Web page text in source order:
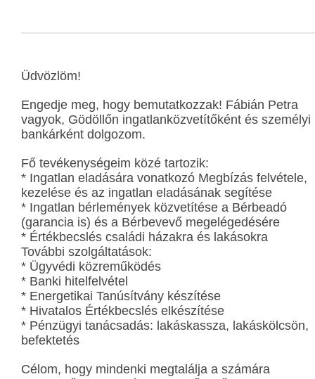
Üdvözlöm!
Engedje meg, hogy bemutatkozzak! Fábián Petra
vagyok, Gödöllőn ingatlanközvetítőként és személyi
bankárként dolgozom.
Fő tevékenységeim közé tartozik:
* Ingatlan eladására vonatkozó Megbízás felvétele,
kezelése és az ingatlan eladásának segítése
* Ingatlan bérlemények közvetítése a Bérbeadó
(garancia is) és a Bérbevevő megelégedésére
* Értékbecslés családi házakra és lakásokra
További szolgáltatások:
* Ügyvédi közreműködés
* Banki hitelfelvétel
* Energetikai Tanúsítvány készítése
* Hivatalos Értékbecslés elkészítése
* Pénzügyi tanácsadás: lakáskassza, lakáskölcsön,
befektetés
Célom, hogy mindenki megtalálja a számára